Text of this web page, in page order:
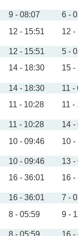
9 - 08:07
6 -
12 - 15:51 12 -
12 - 15:51
5 -
14 - 18:30 15 -
14 - 18:30
11 -
11 - 10:28 11 -
11 - 10:28
14 -
10 - 09:46 10 -
10 - 09:46
13 -
16 - 36:01 16 -
16 - 36:01
7 -
8 - 05:59 9 -
8 - 05:59 16 -